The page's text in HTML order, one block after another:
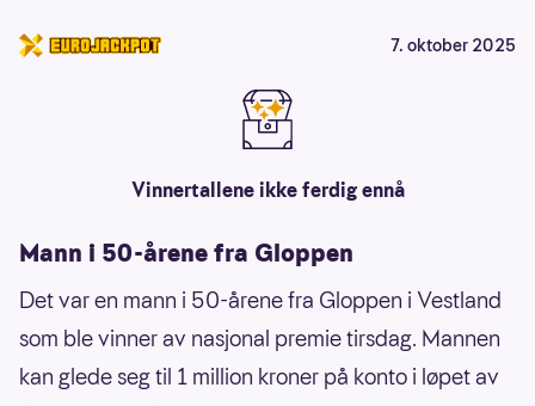
7. oktober 2025
Vinnertallene ikke ferdig ennå
Mann i 50-årene fra Gloppen
Det var en mann i 50-årene fra Gloppen i Vestland
som ble vinner av nasjonal premie tirsdag. Mannen
kan glede seg til 1 million kroner på konto i løpet av